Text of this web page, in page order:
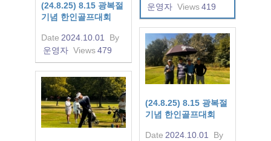
운영자 Views419
(24.8.25) 8.15 광복절
기념 한인골프대회
Date 2024.10.01
By
운영자 Views479
(24.8.25) 8.15 광복절
기념 한인골프대회
Date 2024.10.01
By